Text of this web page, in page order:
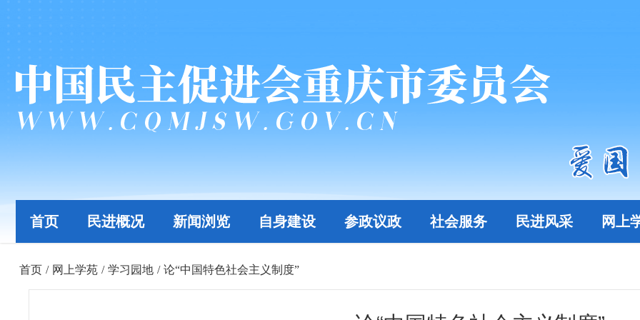
首页 民进概况 新闻浏览 自身建设 参政议政 社会服务 民进风采 网上
首页 / 网上学苑 / 学习园地 / 论“中国特色社会主义制度”